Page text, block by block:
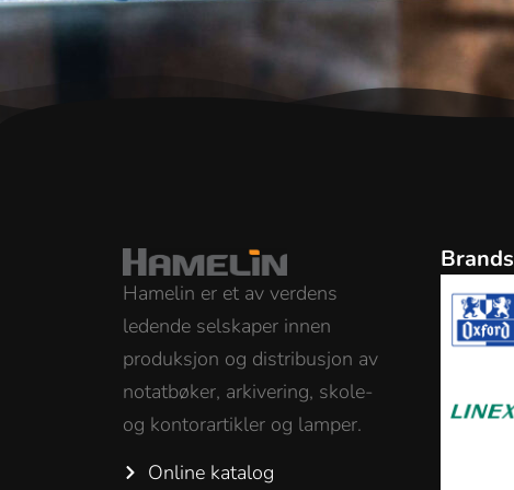
Hamelin er et av verdens
ledende selskaper innen
produksjon og distribusjon av
notatbøker, arkivering, skole-
og kontorartikler og lamper.
Online katalog
Brands